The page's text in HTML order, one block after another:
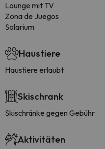
Lounge mit TV
Zona de Juegos
Solarium
Haustiere
Haustiere erlaubt
Skischrank
Skischränke gegen Gebühr
Aktivitäten